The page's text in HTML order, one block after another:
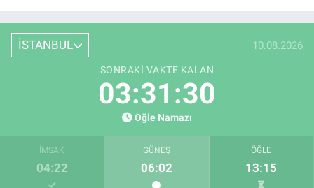
İSTANBUL 10.08.2026
SONRAKI VAKTE KALAN
03:31:29
Öğle Namazı
İMSAK
04:22
GÜNEŞ
06:02
ÖĞLE
13:15